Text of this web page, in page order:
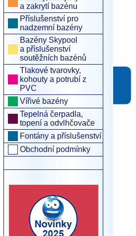
a zakrytí bazénu
Příslušenství pro
nadzemní bazény
Bazény Skypool
a příslušenství
soutěžních bazénů
Tlakové tvarovky,
kohouty a potrubí z
PVC
Vířivé bazény
Tepelná čerpadla,
topení a odvlhčovače
Fontány a příslušenství
Obchodní podmínky